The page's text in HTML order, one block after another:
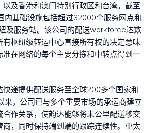
及香港和澳门特别行政区和台湾。截至
内基础设施包括超过32000个服务网点和
及服务站。该公司的配送workforce达数
有枢纽级转运中心直接所有权的决定意味
准在网络的每个主要分拣和中转点得到一
快递提供配送服务至全球200多个国家和
来，公司已与多个重要市场的承运商建立
合作关系，使韵达能够将末公里配送移交
商，同时保持端到端的跟踪连续性。亚太